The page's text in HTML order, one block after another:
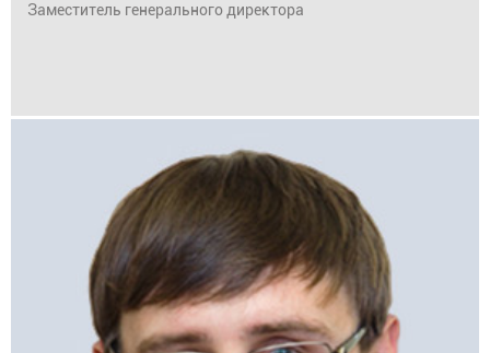
Заместитель генерального директора